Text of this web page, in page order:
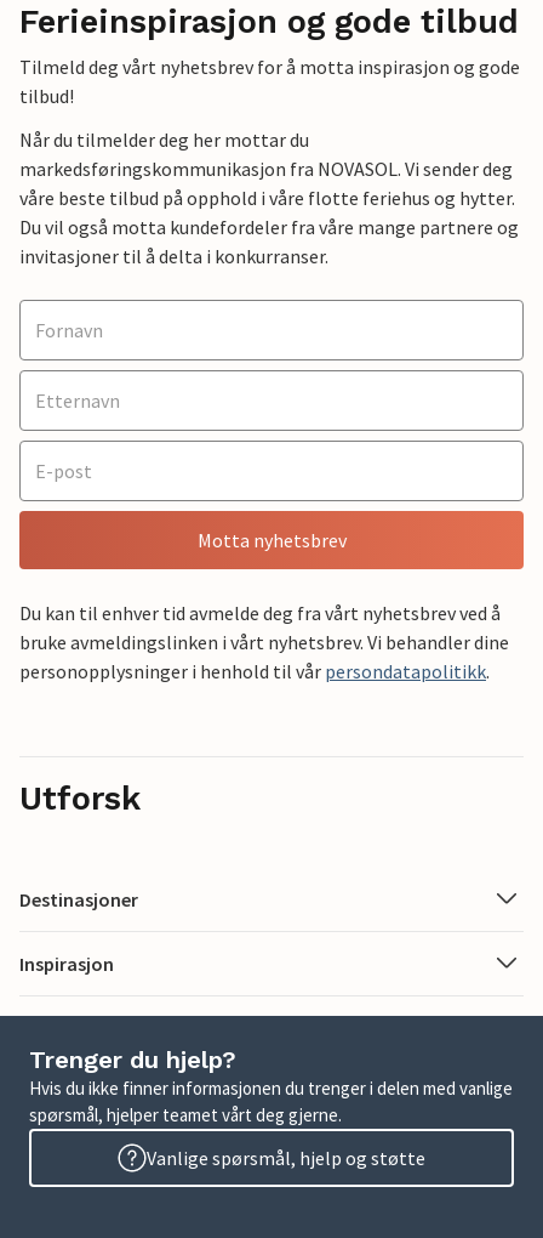
Ferieinspirasjon og gode tilbud
Tilmeld deg vårt nyhetsbrev for å motta inspirasjon og gode
tilbud!
Når du tilmelder deg her mottar du
markedsføringskommunikasjon fra NOVASOL. Vi sender deg
våre beste tilbud på opphold i våre flotte feriehus og hytter.
Du vil også motta kundefordeler fra våre mange partnere og
invitasjoner til å delta i konkurranser.
Motta nyhetsbrev
Du kan til enhver tid avmelde deg fra vårt nyhetsbrev ved å
bruke avmeldingslinken i vårt nyhetsbrev. Vi behandler dine
personopplysninger i henhold til vår persondatapolitikk.
Utforsk
Destinasjoner
Inspirasjon
Trenger du hjelp?
Hvis du ikke finner informasjonen du trenger i delen med vanlige
spørsmål, hjelper teamet vårt deg gjerne.
Vanlige spørsmål, hjelp og støtte